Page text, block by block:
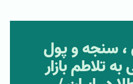
سنجه و پول
تلاطم بازار